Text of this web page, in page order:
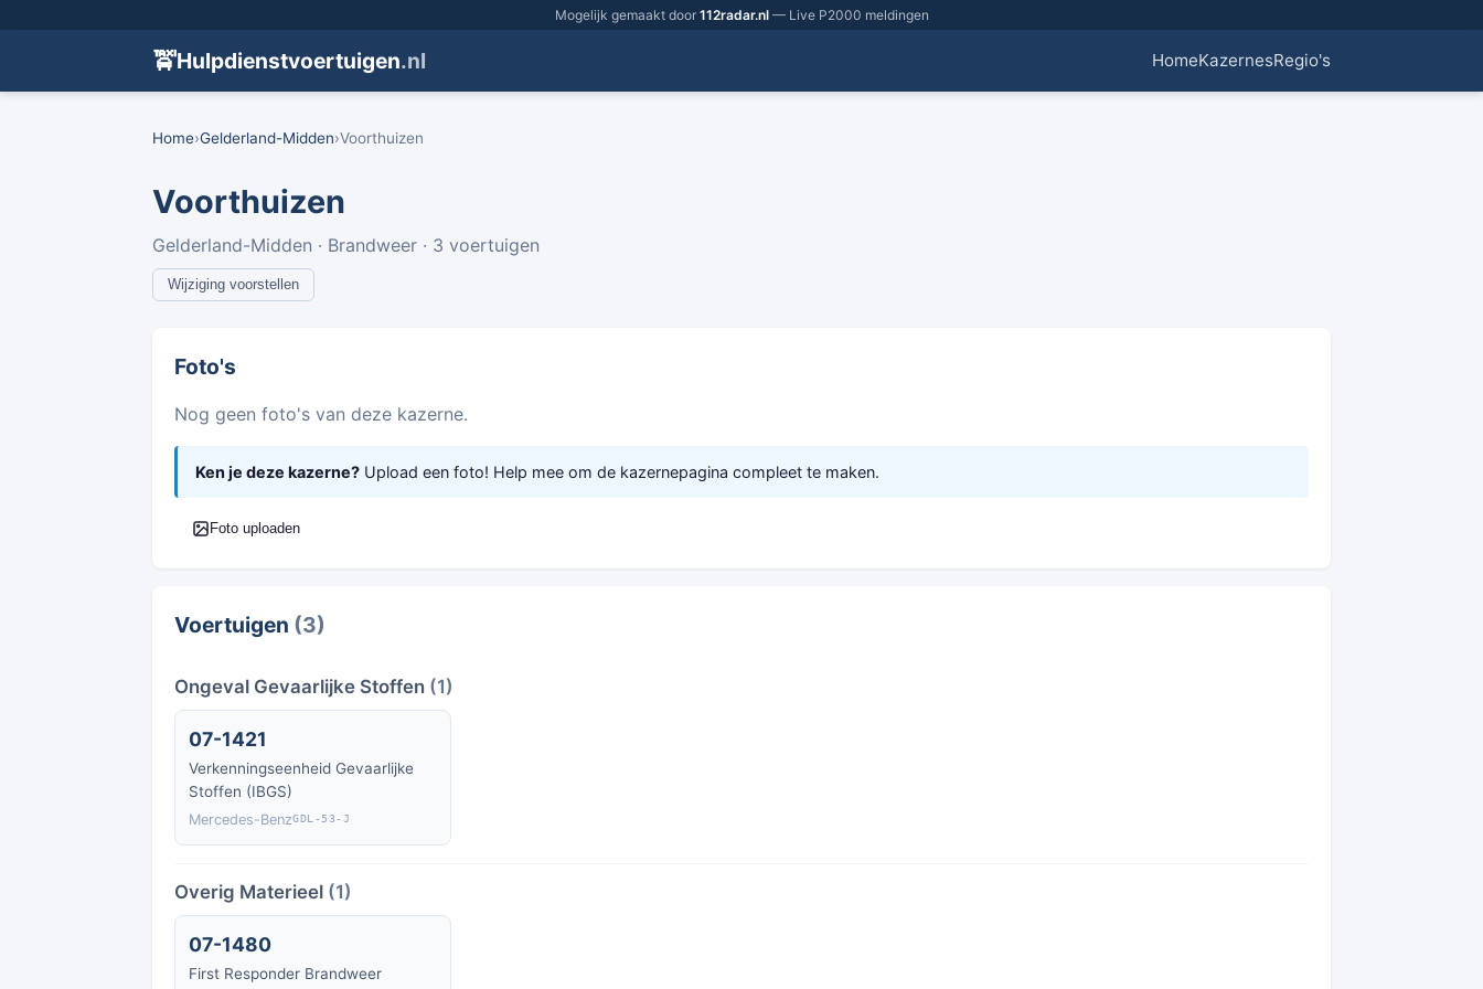
Mogelijk gemaakt door 112radar.nl— Live P2000 meldingen
🚖Hulpdienstvoertuigen.nl HomeKazernesRegio's
Home›Gelderland-Midden›Voorthuizen
Voorthuizen
Gelderland-Midden · Brandweer · 3 voertuigen
Wijziging voorstellen
Foto's
Nog geen foto's van deze kazerne.
Ken je deze kazerne? Upload een foto! Help mee om de kazernepagina compleet te maken.
Foto uploaden
Voertuigen (3)
Ongeval Gevaarlijke Stoffen (1)
07-1421
Verkenningseenheid Gevaarlijke
Stoffen (IBGS)
Mercedes-BenzGDL-53-J
Overig Materieel (1)
07-1480
First Responder Brandweer